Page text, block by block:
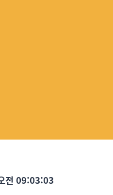
전 09:03:04